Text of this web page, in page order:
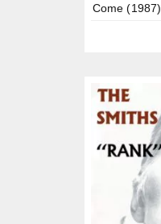
Come (1987)